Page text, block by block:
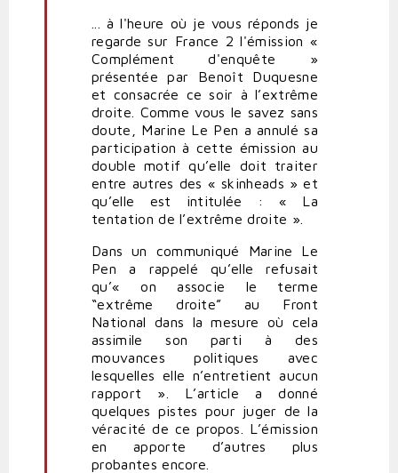
vérifié)... à l'heure où je vous réponds je
regarde sur France 2 l'émission «
Complément d'enquête »
présentée par Benoît Duquesne
et consacrée ce soir à l’extrême
droite. Comme vous le savez sans
doute, Marine Le Pen a annulé sa
participation à cette émission au
double motif qu’elle doit traiter
entre autres des « skinheads » et
qu’elle est intitulée : « La
tentation de l’extrême droite ».
Dans un communiqué Marine Le
Pen a rappelé qu’elle refusait
qu’« on associe le terme
“extrême droite” au Front
National dans la mesure où cela
assimile son parti à des
mouvances politiques avec
lesquelles elle n’entretient aucun
rapport ». L’article a donné
quelques pistes pour juger de la
véracité de ce propos. L’émission
en apporte d’autres plus
probantes encore.